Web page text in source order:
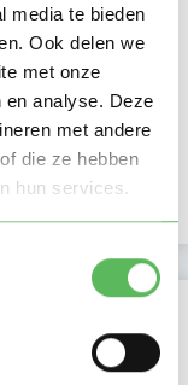
media te bieden
Ook delen we
met onze
analyse. Deze
met andere
die ze hebben
hun services.
20-07-2026
02-07-2025
06-07-2026